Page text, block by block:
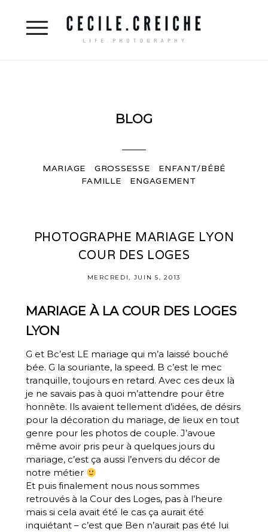
BLOG
MARIAGE GROSSESSE
ENFANT/BÉBÉ
FAMILLE
ENGAGEMENT
PHOTOGRAPHE MARIAGE LYON
COUR DES LOGES
MERCREDI, JUIN 5, 2013
MARIAGE À LA COUR DES LOGES
LYON
G et Bc’est LE mariage qui m’a laissé bouché
bée. G la souriante, la speed. B c’est le mec
tranquille, toujours en retard. Avec ces deux là
je ne savais pas à quoi m’attendre pour être
honnête. Ils avaient tellement d’idées, de désirs
pour la décoration du mariage, de lieux en tout
genre pour les photos de couple. J’avoue
même avoir pris peur à quelques jours du
mariage, c’est ça aussi l’envers du décor de
notre métier
Et puis finalement nous nous sommes
retrouvés à la Cour des Loges, pas à l’heure
mais si cela avait été le cas ça aurait été
inquiétant – c’est que Ben n’aurait pas été lui